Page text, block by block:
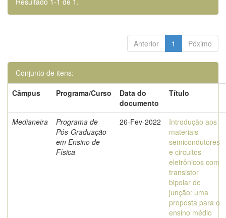
Anterior 1 Póximo
Conjunto de itens:
Câmpus
Programa/Curso
Data do
documento
Título
Medianeira
Programa de
Pós-Graduação
em Ensino de
Física
26-Fev-2022
Introdução aos
materiais
semicondutores
e circuitos
eletrônicos com
transistor
bipolar de
junção: uma
proposta para o
ensino médio